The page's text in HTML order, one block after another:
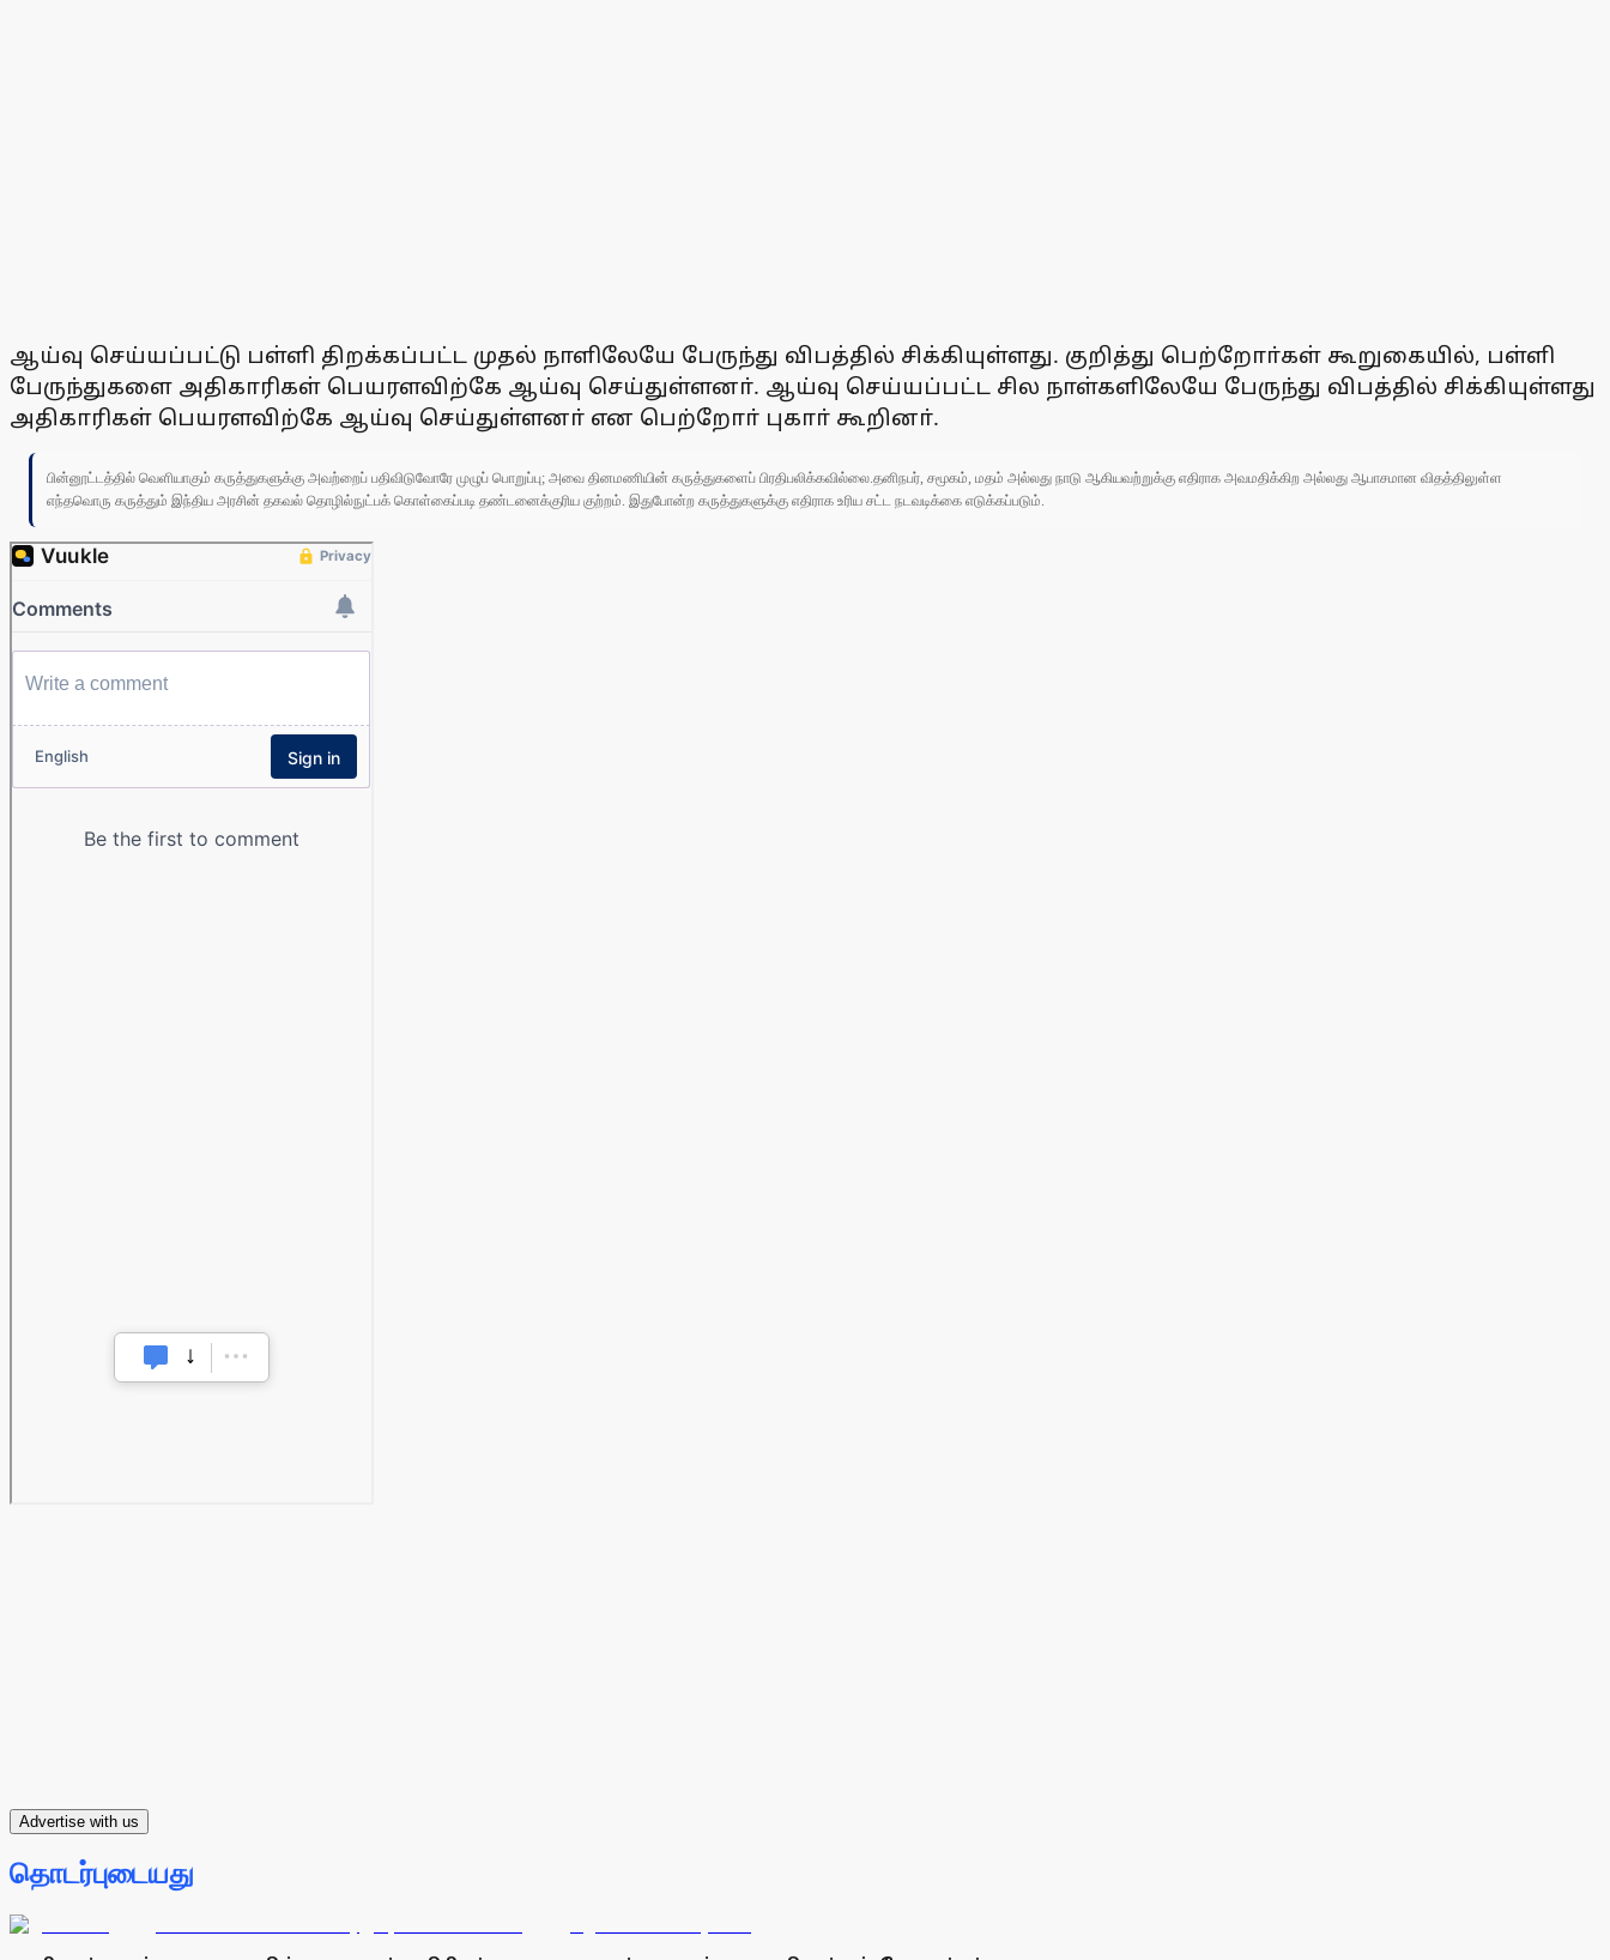
ஆய்வு செய்யப்பட்டு பள்ளி திறக்கப்பட்ட முதல் நாளிலேயே பேருந்து விபத்தில் சிக்கியுள்ளது. குறித்து பெற்றோா்கள் கூறுகையில், பள்ளி
பேருந்துகளை அதிகாரிகள் பெயரளவிற்கே ஆய்வு செய்துள்ளனா். ஆய்வு செய்யப்பட்ட சில நாள்களிலேயே பேருந்து விபத்தில் சிக்கியுள்ளது
அதிகாரிகள் பெயரளவிற்கே ஆய்வு செய்துள்ளனா் என பெற்றோா் புகாா் கூறினா்.
பின்னூட்டத்தில் வெளியாகும் கருத்துகளுக்கு அவற்றைப் பதிவிடுவோரே முழுப் பொறுப்பு; அவை தினமணியின் கருத்துகளைப் பிரதிபலிக்கவில்லை.தனிநபர், சமூகம், மதம் அல்லது நாடு ஆகியவற்றுக்கு எதிராக அவமதிக்கிற அல்லது ஆபாசமான விதத்திலுள்ள
எந்தவொரு கருத்தும் இந்திய அரசின் தகவல் தொழில்நுட்பக் கொள்கைப்படி தண்டனைக்குரிய குற்றம். இதுபோன்ற கருத்துகளுக்கு எதிராக உரிய சட்ட நடவடிக்கை எடுக்கப்படும்.
Advertise with us
தொடர்புடையது